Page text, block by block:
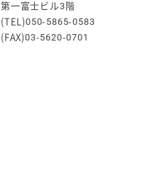
第一富士ビル3階
(TEL)050-5865-0583
(FAX)03-5620-0701